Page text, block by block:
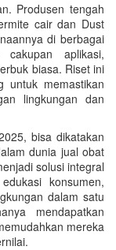
Produsen tengah
cair dan Dust
di berbagai
aplikasi,
biasa. Riset ini
untuk memastikan
lingkungan dan
bisa dikatakan
dunia jual obat
solusi integral
konsumen,
dalam satu
mendapatkan
mereka